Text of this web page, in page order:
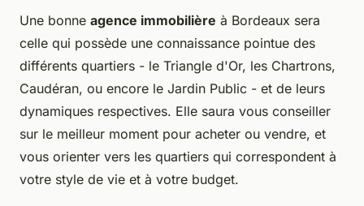
Une bonne agence immobilière à Bordeaux sera
celle qui possède une connaissance pointue des
différents quartiers - le Triangle d'Or, les Chartrons,
Caudéran, ou encore le Jardin Public - et de leurs
dynamiques respectives. Elle saura vous conseiller
sur le meilleur moment pour acheter ou vendre, et
vous orienter vers les quartiers qui correspondent à
votre style de vie et à votre budget.